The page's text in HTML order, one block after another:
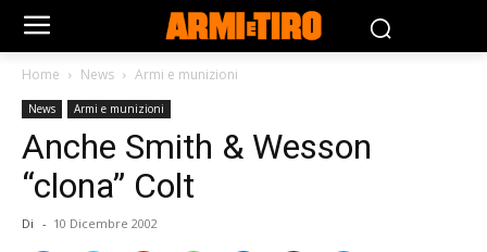
Home News Armi e munizioni
News Armi e munizioni
Anche Smith & Wesson
“clona” Colt
Di - 10 Dicembre 2002